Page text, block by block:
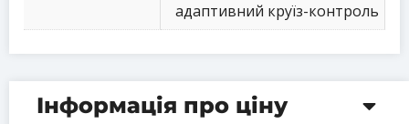
адаптивний круїз-контроль
Інформація про ціну